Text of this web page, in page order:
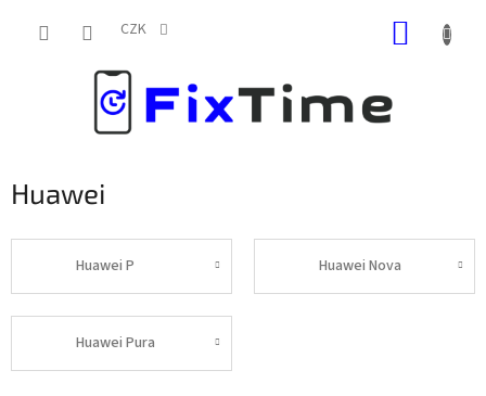
CZK
Huawei
Huawei P Huawei Nova
Huawei Pura